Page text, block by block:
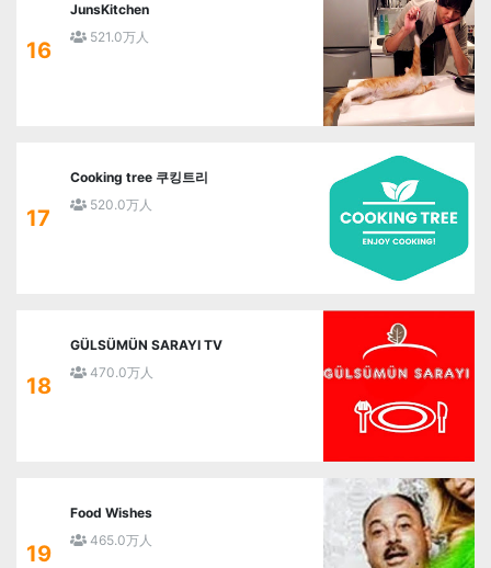
16
JunsKitchen
521.0万人
17
Cooking tree 쿠킹트리
520.0万人
18
GÜLSÜMÜN SARAYI TV
470.0万人
19
Food Wishes
465.0万人